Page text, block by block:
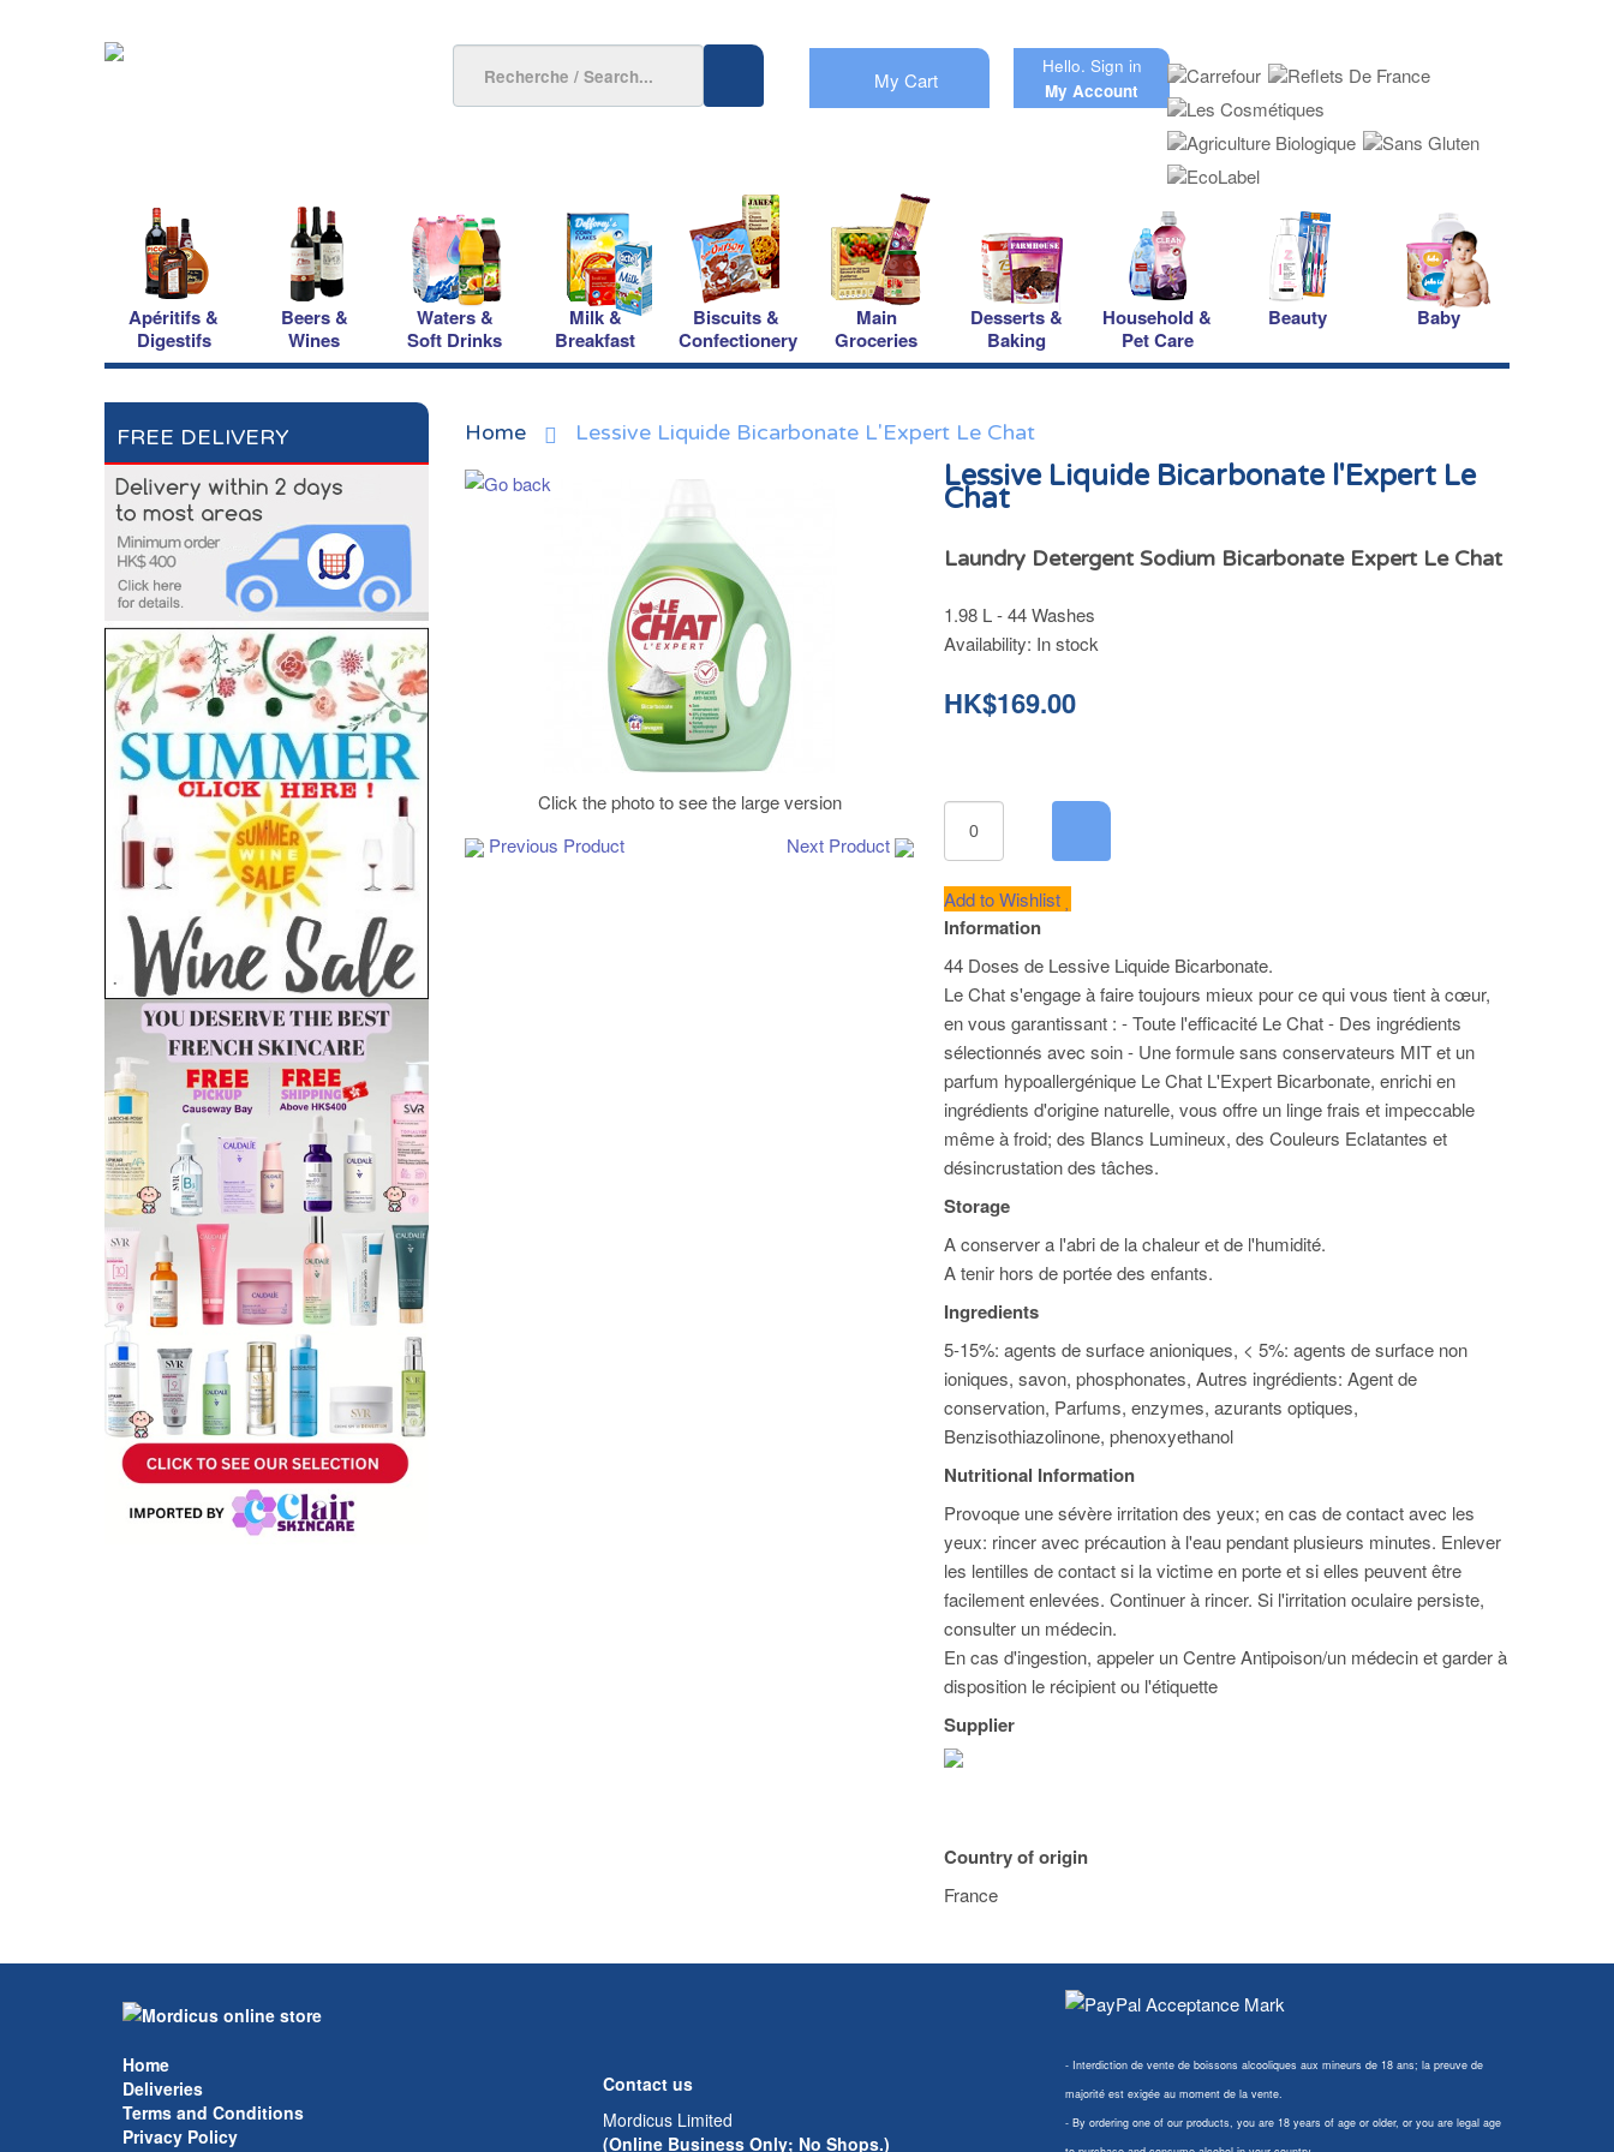
My Cart
Hello. Sign in
My Account
Apéritifs &
Digestifs
Beers &
Wines
Waters &
Soft Drinks
Milk &
Breakfast
Biscuits &
Confectionery
Main
Groceries
Desserts &
Baking
Household &
Pet Care
Beauty Baby
FREE DELIVERY Home Lessive Liquide Bicarbonate L'Expert Le Chat
Click the photo to see the large version
Previous Product
Next Product
Lessive Liquide Bicarbonate l'Expert Le
Chat
Laundry Detergent Sodium Bicarbonate Expert Le Chat
1.98 L - 44 Washes
Availability: In stock
HK$169.00
Add to Wishlist
Information
44 Doses de Lessive Liquide Bicarbonate.
Le Chat s'engage à faire toujours mieux pour ce qui vous tient à cœur,
en vous garantissant : - Toute l'efficacité Le Chat - Des ingrédients
sélectionnés avec soin - Une formule sans conservateurs MIT et un
parfum hypoallergénique Le Chat L'Expert Bicarbonate, enrichi en
ingrédients d'origine naturelle, vous offre un linge frais et impeccable
même à froid; des Blancs Lumineux, des Couleurs Eclatantes et
désincrustation des tâches.
Storage
A conserver a l'abri de la chaleur et de l'humidité.
A tenir hors de portée des enfants.
Ingredients
5-15%: agents de surface anioniques, < 5%: agents de surface non
ioniques, savon, phosphonates, Autres ingrédients: Agent de
conservation, Parfums, enzymes, azurants optiques,
Benzisothiazolinone, phenoxyethanol
Nutritional Information
Provoque une sévère irritation des yeux; en cas de contact avec les
yeux: rincer avec précaution à l'eau pendant plusieurs minutes. Enlever
les lentilles de contact si la victime en porte et si elles peuvent être
facilement enlevées. Continuer à rincer. Si l'irritation oculaire persiste,
consulter un médecin.
En cas d'ingestion, appeler un Centre Antipoison/un médecin et garder à
disposition le récipient ou l'étiquette
Supplier
Country of origin
France
Home
Deliveries
Terms and Conditions
Privacy Policy
Contact us
Mordicus Limited
(Online Business Only; No Shops.)
- Interdiction de vente de boissons alcooliques aux mineurs de 18 ans; la preuve de
majorité est exigée au moment de la vente.
- By ordering one of our products, you are 18 years of age or older, or you are legal age